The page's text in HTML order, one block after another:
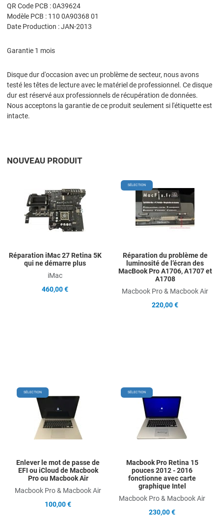
QR Code PCB : 0A39624
Modèle PCB : 110 0A90368 01
Date Production : JAN-2013
Garantie 1 mois
Disque dur d'occasion avec un problème de secteur, nous avons
testé les têtes de lecture avec le matériel de professionnel. Ce disque
dur est réservé aux professionnels de récupération de données.
Nous acceptons la garantie de ce produit seulement si l'étiquette est
intacte.
NOUVEAU PRODUIT
Add to Wishlist
Add to Compare
Quick View
Réparation iMac 27 Retina 5K
qui ne démarre plus
iMac
460,00 €
SÉLECTION
Réparation du problème de
luminosité de l’écran des
MacBook Pro A1706, A1707 et
A1708
Macbook Pro & Macbook Air
220,00 €
SÉLECTION Add to Wishlist
Add to Compare
Quick View
Enlever le mot de passe de
EFI ou iCloud de Macbook
Pro ou Macbook Air
Macbook Pro & Macbook Air
100,00 €
SÉLECTION
Macbook Pro Retina 15
pouces 2012 - 2016
fonctionne avec carte
graphique Intel
Macbook Pro & Macbook Air
230,00 €